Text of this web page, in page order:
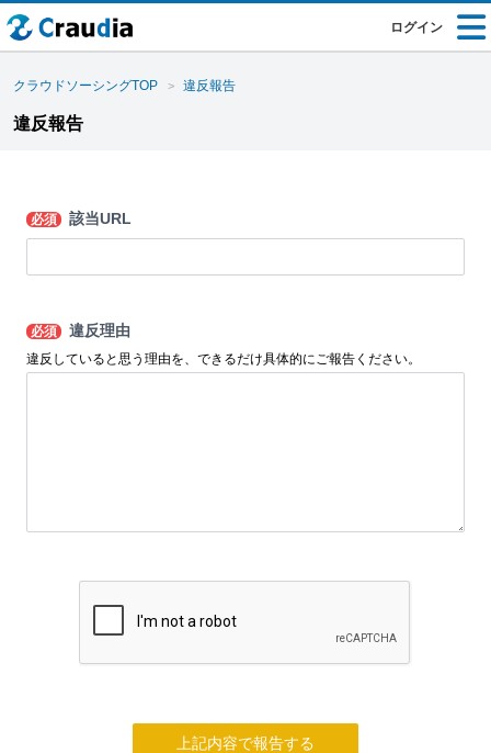
ログイン
クラウドソーシングTOP 違反報告
違反報告
必須 該当URL
必須 違反理由
違反していると思う理由を、できるだけ具体的にご報告ください。
上記内容で報告する